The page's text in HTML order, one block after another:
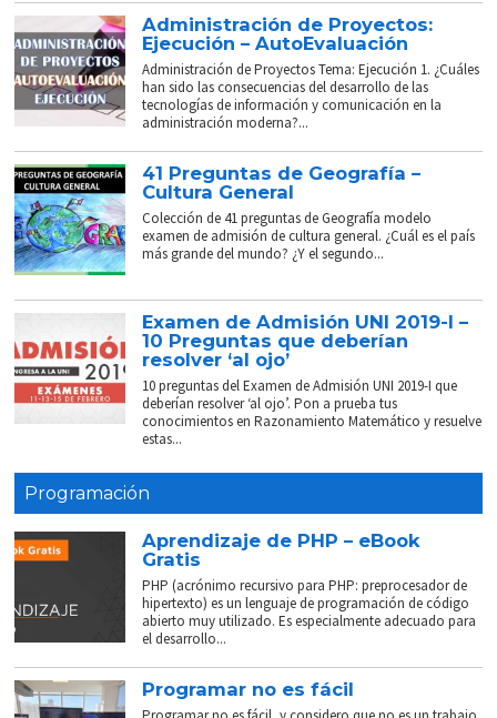
Administración de Proyectos:
Ejecución – AutoEvaluación
Administración de Proyectos Tema: Ejecución 1. ¿Cuáles
han sido las consecuencias del desarrollo de las
tecnologías de información y comunicación en la
administración moderna?...
41 Preguntas de Geografía –
Cultura General
Colección de 41 preguntas de Geografía modelo
examen de admisión de cultura general. ¿Cuál es el país
más grande del mundo? ¿Y el segundo...
Examen de Admisión UNI 2019-I –
10 Preguntas que deberían
resolver ‘al ojo’
10 preguntas del Examen de Admisión UNI 2019-I que
deberían resolver ‘al ojo’. Pon a prueba tus
conocimientos en Razonamiento Matemático y resuelve
estas...
Programación
Aprendizaje de PHP – eBook
Gratis
PHP (acrónimo recursivo para PHP: preprocesador de
hipertexto) es un lenguaje de programación de código
abierto muy utilizado. Es especialmente adecuado para
el desarrollo...
Programar no es fácil